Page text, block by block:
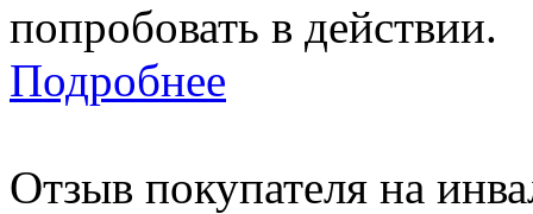
попробовать в действии.
Подробнее
Отзыв покупателя на